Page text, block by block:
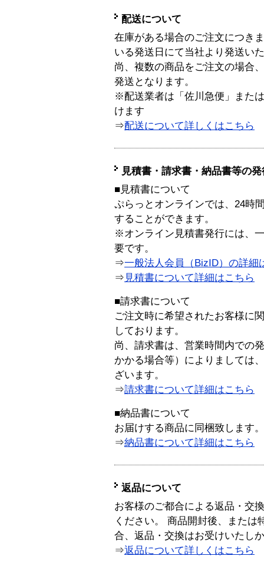
配送について
在庫がある場合のご注文につき
いる発送日にて当社より発送い
尚、複数の商品をご注文の場合
発送となります。
※配送業者は「佐川急便」また
けます
⇒配送について詳しくはこちら
見積書・請求書・納品書等の
■見積書について
ぷらっとオンラインでは、24時
することができます。
※オンライン見積書発行には、
要です。
⇒一般法人会員（BizID）の詳細
⇒ 見積書について詳細はこちら
■請求書について
ご注文時に希望されたお客様に
しております。
尚、請求書は、営業時間内での
かかる場合等）によりましては
ざいます。
⇒請求書について詳細はこちら
■納品書について
お届けする商品に同梱致します。
⇒納品書について詳細はこちら
返品について
お客様のご都合による返品・交
ください。 商品開封後、または
合、返品・交換はお受けいたし
⇒返品について詳しくはこちら